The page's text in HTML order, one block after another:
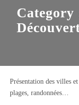
Présentation des villes
plages, randonnées…